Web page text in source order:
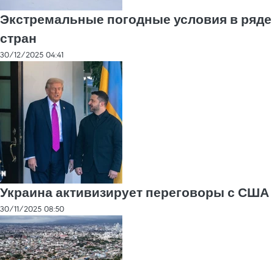
Экстремальные погодные условия в ряде
стран
30/12/2025 04:41
Украина активизирует переговоры с США
30/11/2025 08:50